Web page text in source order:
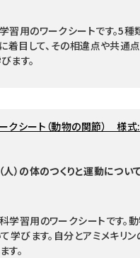
習用のワークシートです。5種
に着目して、その相違点や共通
ます。
クシート（動物の関節） 様
人）の体のつくりと運動につい
学習用のワークシートです。
学びます。自分とアミメキリン
す。